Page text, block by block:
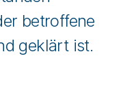
betroffene
geklärt ist.